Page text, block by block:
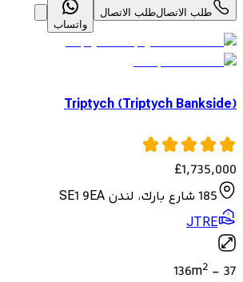
طلب الاتصالطلب الاتصال
واتساب
Triptych (Triptych Bankside)
£1,735,000
185 شارع بارك، لندن SE1 9EA
JTRE
37
-
136m2